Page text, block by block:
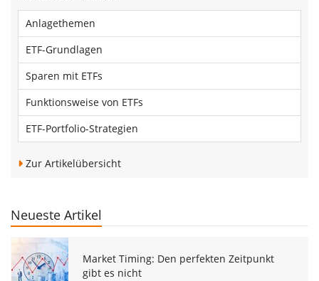
Anlagethemen
ETF-Grundlagen
Sparen mit ETFs
Funktionsweise von ETFs
ETF-Portfolio-Strategien
Zur Artikelübersicht
Neueste Artikel
Market Timing: Den perfekten Zeitpunkt
gibt es nicht